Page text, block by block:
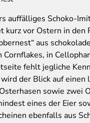
auffälliges Schoko-
kurz vor Ostern in den
aus
Cornflakes, in
fehlt jegliche
der Blick auf einen
sowie zwei
eines der Eier
ebenfalls aus